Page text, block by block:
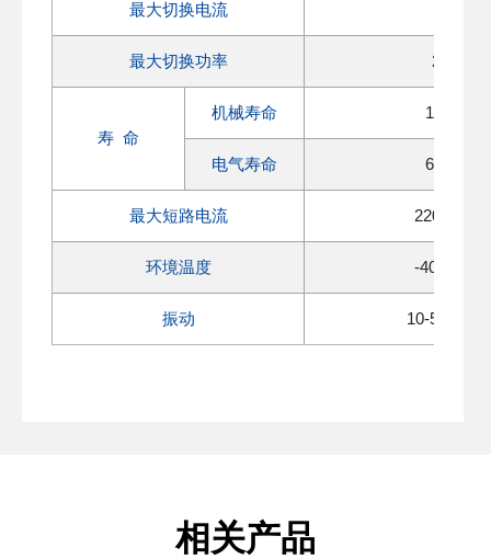
最大切换电流
最大切换功率
寿 命
机械寿命 1×10
电气寿命 6×10
最大短路电流 2200A/
环境温度 -40
振动 10-55Hz
相关产品